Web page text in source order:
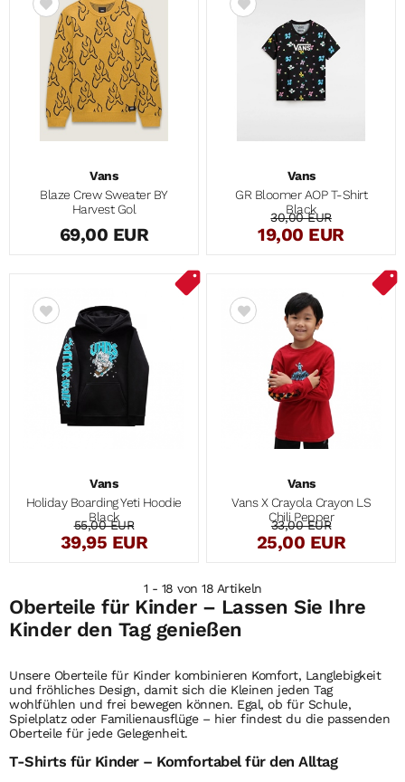
Vans
Blaze Crew Sweater BY
Harvest Gol
69,00 EUR
Vans
GR Bloomer AOP T-Shirt
Black
30,00 EUR
19,00 EUR
Vans
Holiday Boarding Yeti Hoodie
Black
55,00 EUR
39,95 EUR
Vans
Vans X Crayola Crayon LS
Chili Pepper
33,00 EUR
25,00 EUR
1 - 18 von 18 Artikeln
Oberteile für Kinder – Lassen Sie Ihre
Kinder den Tag genießen
Unsere Oberteilefür Kinder kombinieren Komfort, Langlebigkeit
und fröhliches Design, damit sich die Kleinen jeden Tag
wohlfühlen und frei bewegen können. Egal, ob für Schule,
Spielplatz oder Familienausflüge – hier findest du die passenden
Oberteilefür jede Gelegenheit.
T-Shirts für Kinder – Komfortabel für den Alltag